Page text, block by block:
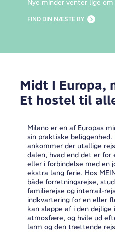
Nye minder venter lige
FIND DIN NÆSTE BY
Midt I Europa,
Et hostel til
Milano er en af Europas
sin praktiske beliggenhed.
ankommer der utallige
dalen, hvad end det er
eller i forbindelse med en
ekstra lang ferie. Hos
både forretningsrejse,
familierejse og interrail-
indkvartering for en eller
kan slappe af i den
atmosfære, og hvile ud
larm og den trættende